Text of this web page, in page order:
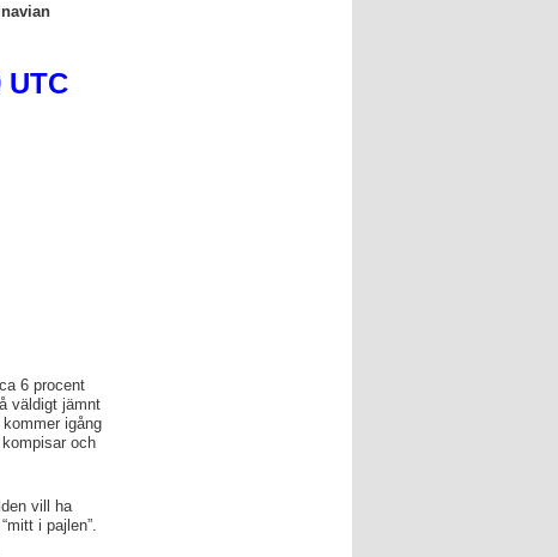
UTC
6 procent
väldigt jämnt
igång
och
vill ha
i pajlen”.